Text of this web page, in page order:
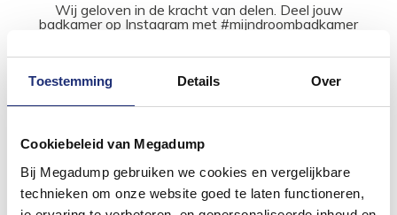
Toestemming Details Over
Cookiebeleid van Megadump
Bij Megadump gebruiken we cookies en vergelijkbare
technieken om onze website goed te laten functioneren,
Wij geloven in de kracht van delen. Deel jouw
badkamer op Instagram met #mijndroombadkamer
inspirerende omgeving vol met unieke